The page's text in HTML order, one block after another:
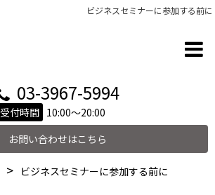
ビジネスセミナーに参加する前に
03-3967-5994
受付時間 10:00～20:00
お問い合わせはこちら
ビジネスセミナーに参加する前に